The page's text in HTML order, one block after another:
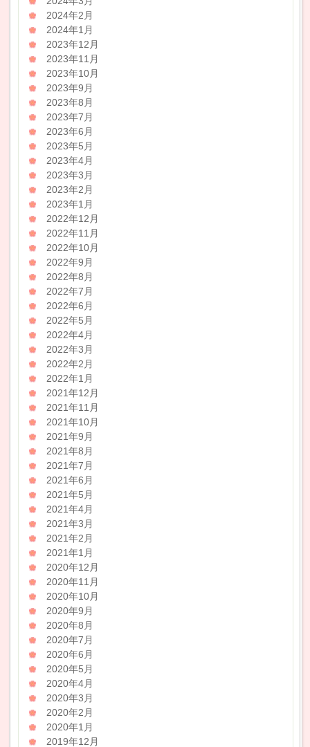
2024年2月
2024年1月
2023年12月
2023年11月
2023年10月
2023年9月
2023年8月
2023年7月
2023年6月
2023年5月
2023年4月
2023年3月
2023年2月
2023年1月
2022年12月
2022年11月
2022年10月
2022年9月
2022年8月
2022年7月
2022年6月
2022年5月
2022年4月
2022年3月
2022年2月
2022年1月
2021年12月
2021年11月
2021年10月
2021年9月
2021年8月
2021年7月
2021年6月
2021年5月
2021年4月
2021年3月
2021年2月
2021年1月
2020年12月
2020年11月
2020年10月
2020年9月
2020年8月
2020年7月
2020年6月
2020年5月
2020年4月
2020年3月
2020年2月
2020年1月
2019年12月